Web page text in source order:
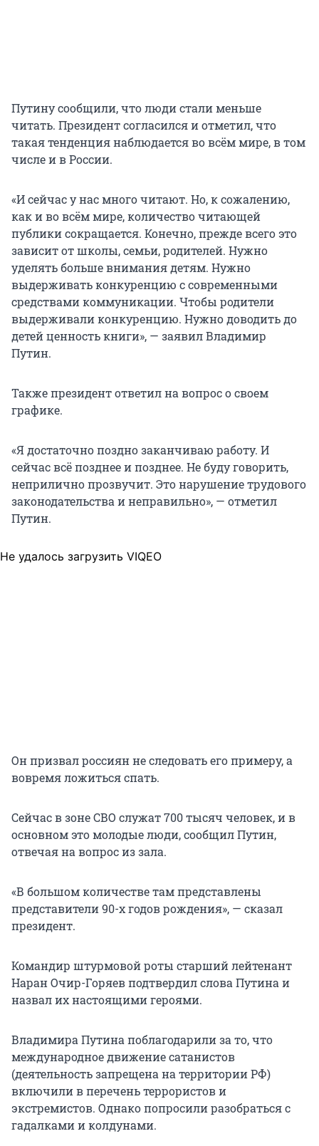
Путину сообщили, что люди стали меньше
читать. Президент согласился и отметил, что
такая тенденция наблюдается во всём мире, в том
числе и в России.
«И сейчас у нас много читают. Но, к сожалению,
как и во всём мире, количество читающей
публики сокращается. Конечно, прежде всего это
зависит от школы, семьи, родителей. Нужно
уделять больше внимания детям. Нужно
выдерживать конкуренцию с современными
средствами коммуникации. Чтобы родители
выдерживали конкуренцию. Нужно доводить до
детей ценность книги», — заявил Владимир
Путин.
Также президент ответил на вопрос о своем
графике.
«Я достаточно поздно заканчиваю работу. И
сейчас всё позднее и позднее. Не буду говорить,
неприлично прозвучит. Это нарушение трудового
законодательства и неправильно», — отметил
Путин.
Не удалось загрузить VIQEO
Он призвал россиян не следовать его примеру, а
вовремя ложиться спать.
Сейчас в зоне СВО служат700 тысяч человек, и в
основном это молодые люди, сообщил Путин,
отвечая на вопрос из зала.
«В большом количестве там представлены
представители 90-х годов рождения», — сказал
президент.
Командир штурмовой роты старший лейтенант
Наран Очир-Горяев подтвердил слова Путина и
назвал их настоящими героями.
Владимира Путина поблагодарили за то, что
международное движение сатанистов
(деятельность запрещена на территории РФ)
включили в перечень террористов и
экстремистов. Однако попросили разобраться с
гадалками и колдунами.